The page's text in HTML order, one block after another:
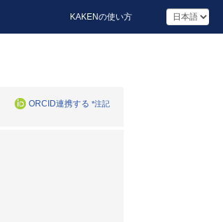
KAKENの使い方
ORCID連携する *注記